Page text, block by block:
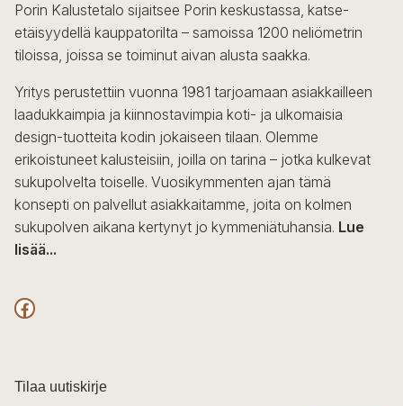
tehdä
valinnat
tuotteen
sivulla.
Porin Kalustetalo sijaitsee Porin keskustassa, katse-
etäisyydellä kauppatorilta – samoissa 1200 neliömetrin
tiloissa, joissa se toiminut aivan alusta saakka.
Yritys perustettiin vuonna 1981 tarjoamaan asiakkailleen
laadukkaimpia ja kiinnostavimpia koti- ja ulkomaisia
design-tuotteita kodin jokaiseen tilaan. Olemme
erikoistuneet kalusteisiin, joilla on tarina – jotka kulkevat
sukupolvelta toiselle. Vuosikymmenten ajan tämä
konsepti on palvellut asiakkaitamme, joita on kolmen
sukupolven aikana kertynyt jo kymmeniätuhansia. Lue
lisää...
F
c
Tilaa uutiskirje